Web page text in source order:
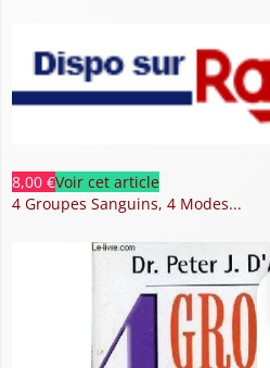
8,00 €Voir cet article
4 Groupes Sanguins, 4 Modes...